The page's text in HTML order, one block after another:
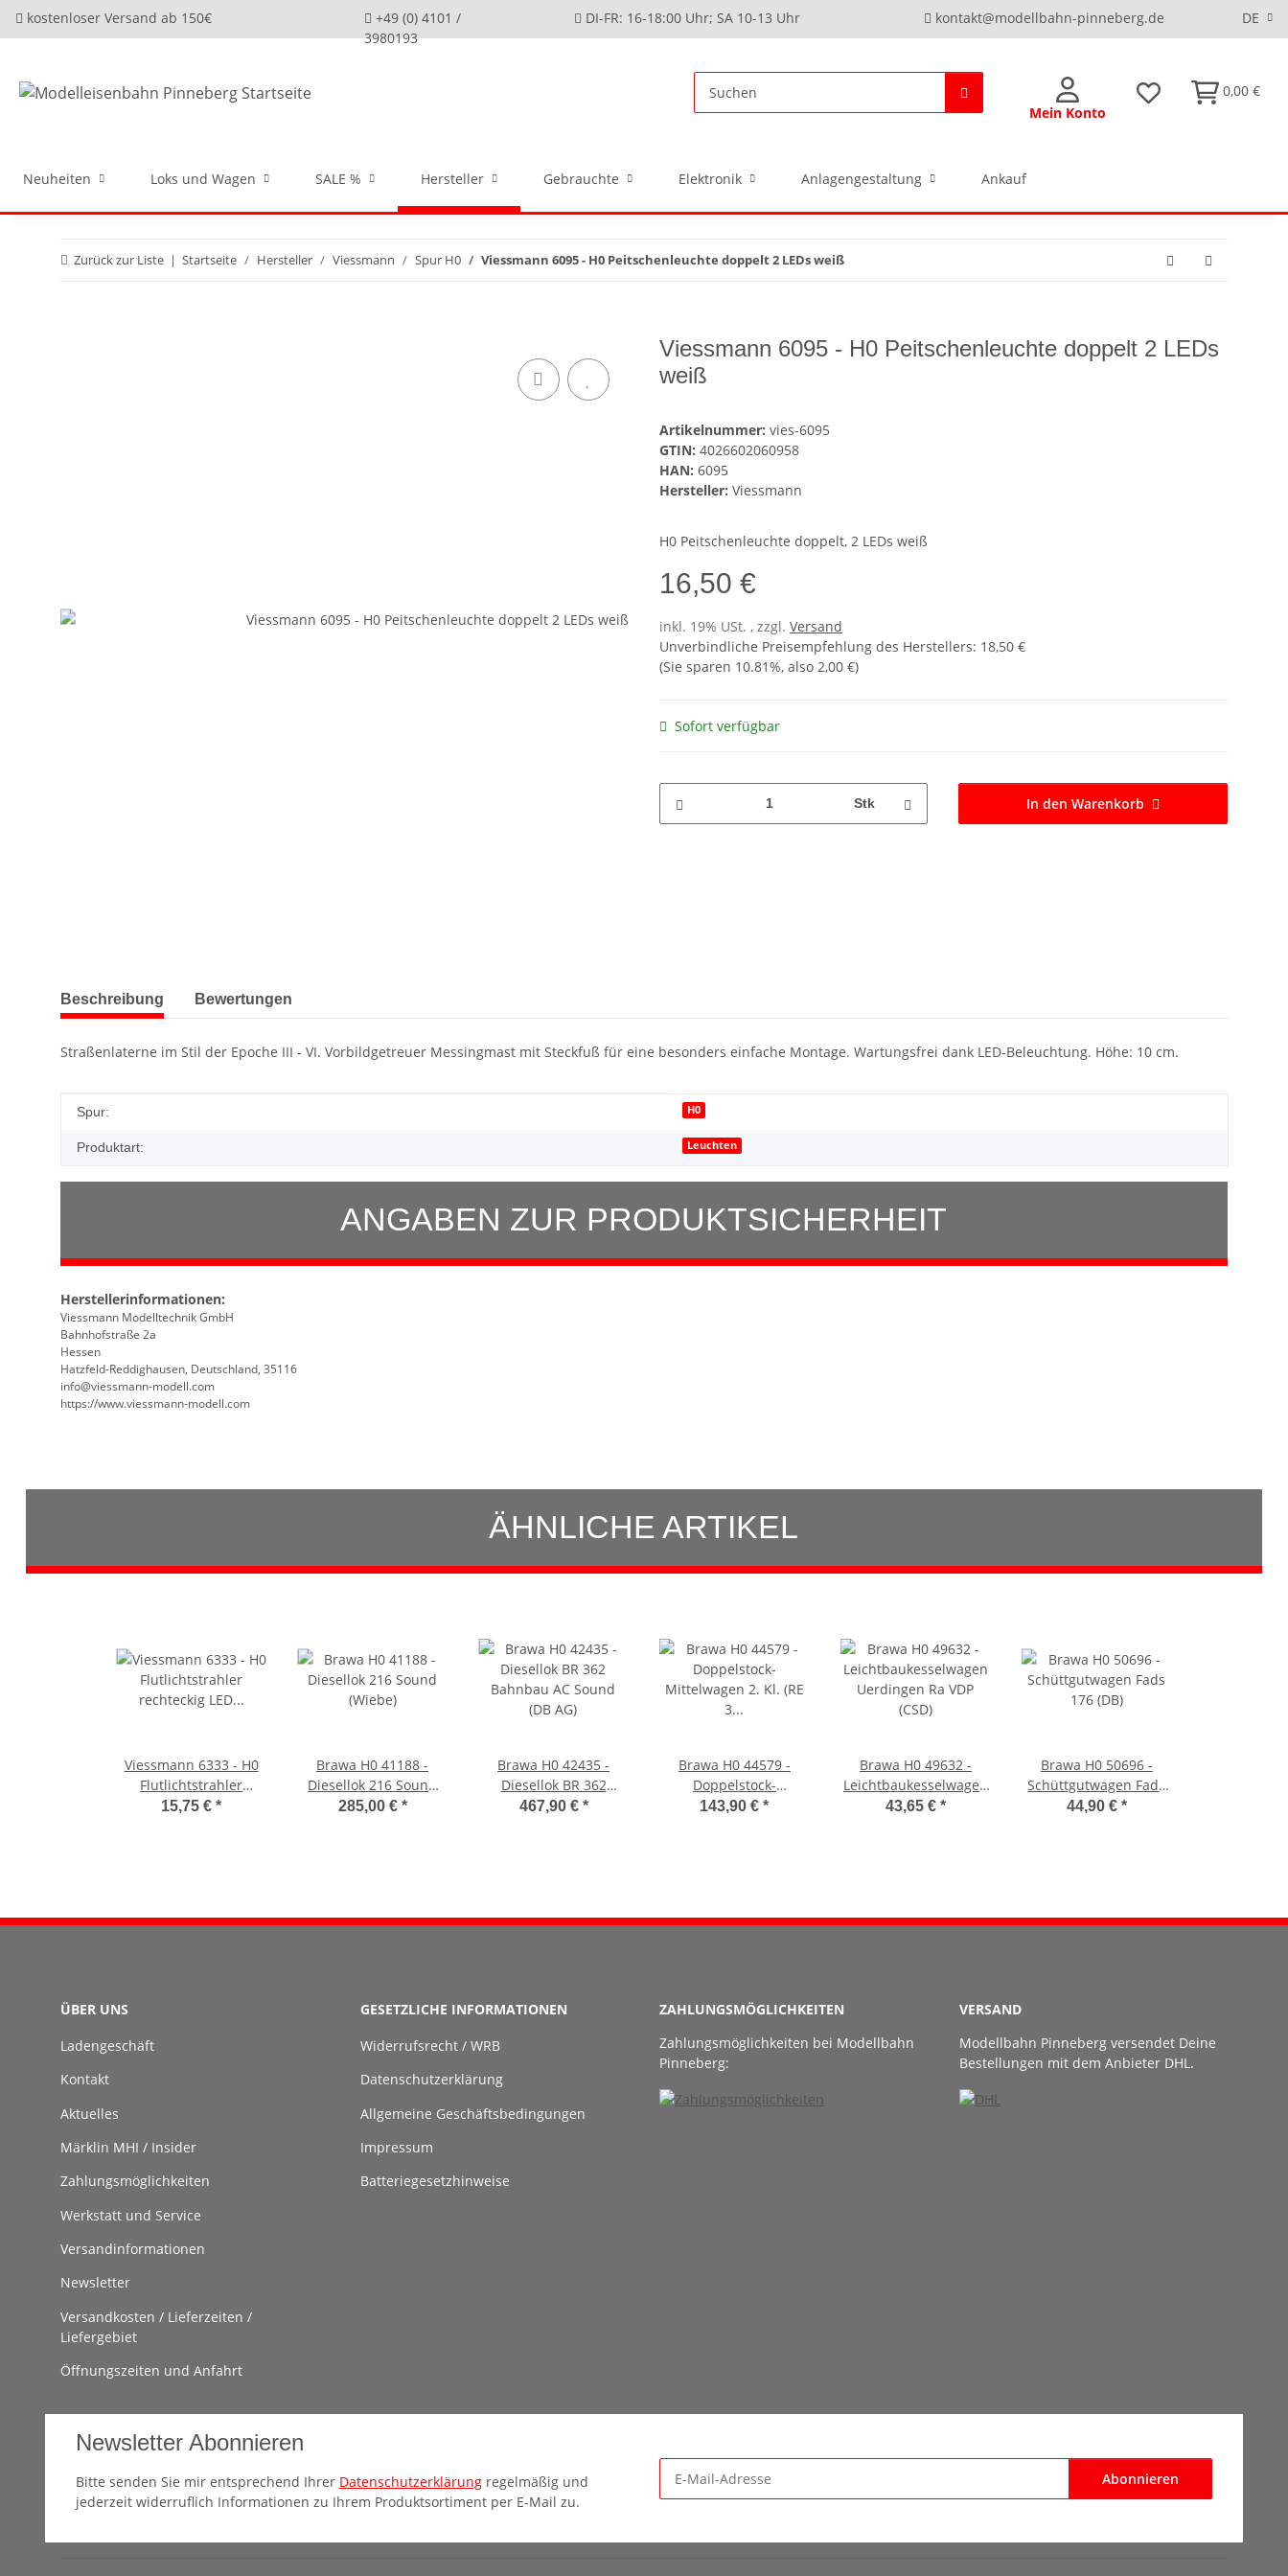
DE
kostenloser Versand ab 150€
+49 (0) 4101 /
3980193
DI-FR: 16-18:00 Uhr; SA 10-13 Uhr kontakt@modellbahn-pinneberg.de
Mein Konto
0,00 €
Neuheiten Loks und Wagen SALE % Hersteller Gebrauchte Elektronik Anlagengestaltung Ankauf
Zurück zur Liste Startseite Hersteller Viessmann Spur H0 Viessmann 6095 - H0 Peitschenleuchte doppelt 2 LEDs weiß
Viessmann 6095 - H0 Peitschenleuchte doppelt 2 LEDs
weiß
Artikelnummer: vies-6095
GTIN: 4026602060958
HAN: 6095
Hersteller: Viessmann
H0 Peitschenleuchte doppelt, 2 LEDs weiß
16,50 €
inkl. 19% USt. , zzgl. Versand
Unverbindliche Preisempfehlung des Herstellers: 18,50 €
(Sie sparen 10.81%, also 2,00 €)
Sofort verfügbar
Stk In den Warenkorb
weitere Registerkarten anzeigen
Beschreibung Bewertungen
Straßenlaterne im Stil der Epoche III - VI. Vorbildgetreuer Messingmast mit Steckfuß für eine besonders einfache Montage. Wartungsfrei dank LED-Beleuchtung. Höhe: 10 cm.
Produkteigenschaft
Wert
Spur: H0
Produktart: Leuchten
ANGABEN ZUR PRODUKTSICHERHEIT
Herstellerinformationen:
Viessmann Modelltechnik GmbH
Bahnhofstraße 2a
Hessen
Hatzfeld-Reddighausen, Deutschland, 35116
info@viessmann-modell.com
https://www.viessmann-modell.com
ÄHNLICHE ARTIKEL
Viessmann 6333 - H0
Flutlichtstrahler
rechteckig LED weiß
15,75 €*
Brawa H0 41188 -
Diesellok 216 Sound
(Wiebe)
285,00 € *
Brawa H0 42435 -
Diesellok BR 362
Bahnbau AC Sound
467,90 € *
Brawa H0 44579 -
Doppelstock-
Mittelwagen 2. Kl. (RE
143,90 €*
Brawa H0 49632 -
Leichtbaukesselwagen
Uerdingen Ra VDP
43,65 € *
Brawa H0 50696 -
Schüttgutwagen Fads
176 (DB)
44,90 € *
ÜBER UNS
Ladengeschäft
Kontakt
Aktuelles
Märklin MHI / Insider
Zahlungsmöglichkeiten
Werkstatt und Service
Versandinformationen
Newsletter
Versandkosten / Lieferzeiten /
Liefergebiet
Öffnungszeiten und Anfahrt
GESETZLICHE INFORMATIONEN
Widerrufsrecht / WRB
Datenschutzerklärung
Allgemeine Geschäftsbedingungen
Impressum
Batteriegesetzhinweise
ZAHLUNGSMÖGLICHKEITEN
Zahlungsmöglichkeiten bei Modellbahn
Pinneberg:
VERSAND
Modellbahn Pinneberg versendet Deine
Bestellungen mit dem Anbieter DHL.
Newsletter Abonnieren
Bitte senden Sie mir entsprechend Ihrer Datenschutzerklärung regelmäßig und
jederzeit widerruflich Informationen zu Ihrem Produktsortiment per E-Mail zu.
Abonnieren